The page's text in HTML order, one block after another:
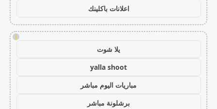
اعلانات باكلينك
!
يلا شوت
yalla shoot
مباريات اليوم مباشر
برشلونة مباشر